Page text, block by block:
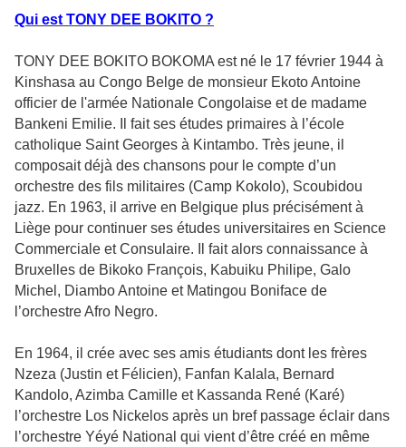
Qui est TONY DEE BOKITO ?
TONY DEE BOKITO BOKOMA est né le 17 février 1944 à
Kinshasa au Congo Belge de monsieur Ekoto Antoine
officier de l'armée Nationale Congolaise et de madame
Bankeni Emilie. Il fait ses études primaires à l’école
catholique Saint Georges à Kintambo. Très jeune, il
composait déjà des chansons pour le compte d’un
orchestre des fils militaires (Camp Kokolo), Scoubidou
jazz. En 1963, il arrive en Belgique plus précisément à
Liège pour continuer ses études universitaires en Science
Commerciale et Consulaire. Il fait alors connaissance à
Bruxelles de Bikoko François, Kabuiku Philipe, Galo
Michel, Diambo Antoine et Matingou Boniface de
l’orchestre Afro Negro.
En 1964, il crée avec ses amis étudiants dont les frères
Nzeza (Justin et Félicien), Fanfan Kalala, Bernard
Kandolo, Azimba Camille et Kassanda René (Karé)
l’orchestre Los Nickelos après un bref passage éclair dans
l’orchestre Yéyé National qui vient d’être créé en même